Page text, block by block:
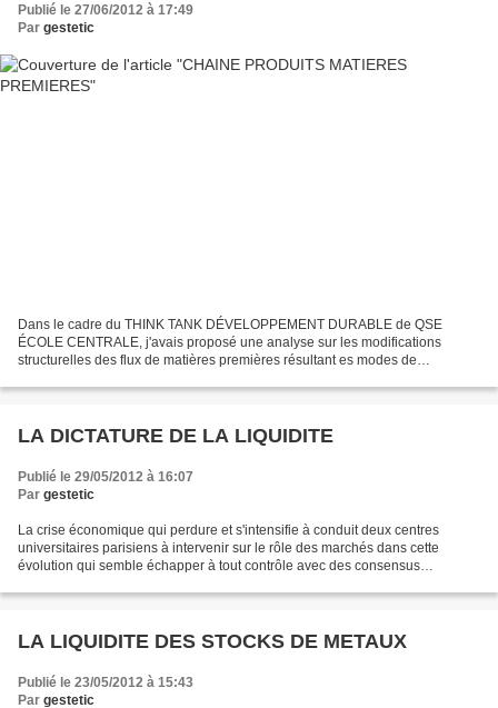
Publié le 27/06/2012 à 17:49
Par gestetic
Dans le cadre du THINK TANK DÉVELOPPEMENT DURABLE de QSE
ÉCOLE CENTRALE, j'avais proposé une analyse sur les modifications
structurelles des flux de matières premières résultant es modes de
LA DICTATURE DE LA LIQUIDITE
Publié le 29/05/2012 à 16:07
Par gestetic
La crise économique qui perdure et s'intensifie à conduit deux centres
universitaires parisiens à intervenir sur le rôle des marchés dans cette
évolution qui semble échapper à tout contrôle avec des consensus
LA LIQUIDITE DES STOCKS DE METAUX
Publié le 23/05/2012 à 15:43
Par gestetic